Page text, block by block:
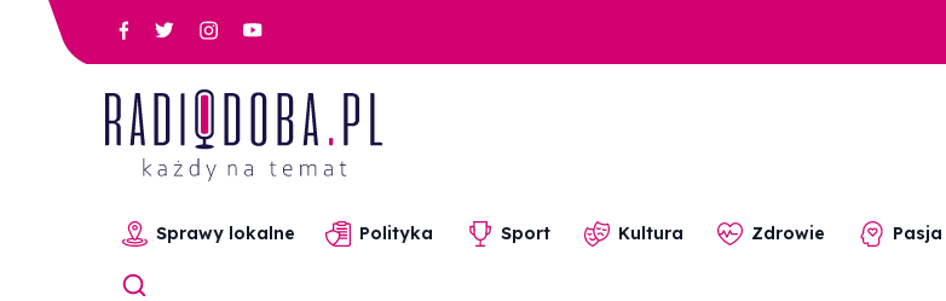
Sprawy lokalne Polityka Sport Kultura Zdrowie Pasja